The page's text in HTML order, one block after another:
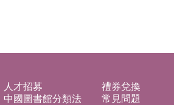
人才招募 禮券兌換
中國圖書館分類法 常見問題